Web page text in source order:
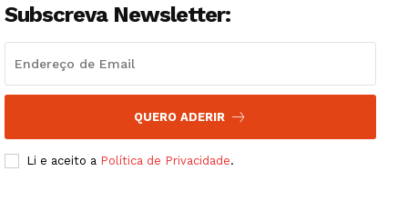
Subscreva Newsletter:
QUERO ADERIR
Li e aceito a Política de Privacidade.